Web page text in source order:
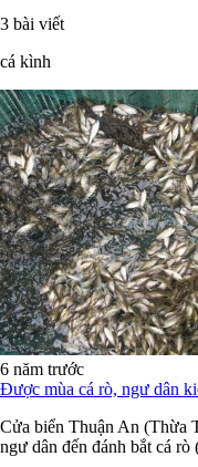
3 bài viết
cá kình
6 năm trước
Được mùa cá rò, ngư dân
Cửa biển Thuận An (Thừa
ngư dân đến đánh bắt cá rò